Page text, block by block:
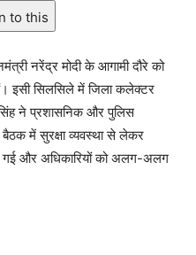
to this
नरेंद्र मोदी के आगामी दौरे को
इसी सिलसिले में जिला कलेक्टर
ने प्रशासनिक और पुलिस
में सुरक्षा व्यवस्था से लेकर
गई और अधिकारियों को अलग-अलग